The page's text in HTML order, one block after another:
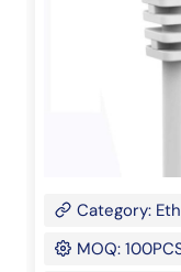
Category:
MOQ: